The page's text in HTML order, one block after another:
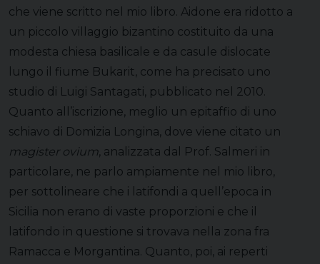
che viene scritto nel mio libro. Aidone era ridotto a
un piccolo villaggio bizantino costituito da una
modesta chiesa basilicale e da casule dislocate
lungo il fiume Bukarit, come ha precisato uno
studio di Luigi Santagati, pubblicato nel 2010.
Quanto all’iscrizione, meglio un epitaffio di uno
schiavo di Domizia Longina, dove viene citato un
magister ovium, analizzata dal Prof. Salmeri in
particolare, ne parlo ampiamente nel mio libro,
per sottolineare che i latifondi a quell’epoca in
Sicilia non erano di vaste proporzioni e che il
latifondo in questione si trovava nella zona fra
Ramacca e Morgantina. Quanto, poi, ai reperti